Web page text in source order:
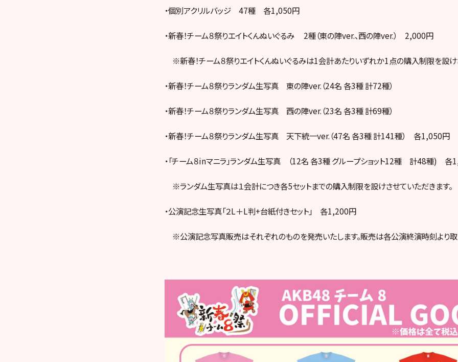
・個別アクリルバッジ 47種 各1,050円
・新春！チーム８祭りエイトくんぬいぐるみ 2種（東の陣ver.、西の陣ver.） 2,000円
※新春！チーム８祭りエイトくんぬいぐるみは1会計あたりいずれか1点の購入制限を設
・新春！チーム８祭りランダム生写真 東の陣ver.（24名 各3種 計72種）
・新春！チーム８祭りランダム生写真 西の陣ver.（23名 各3種 計69種）
・新春！チーム８祭りランダム生写真 天下統一ver.（47名 各3種 計141種） 各1,050円
・「チーム８inマニラ」ランダム生写真 （12名 各3種 グループショット12種 計48種) 各
※ランダム生写真は１会計につき各5セットまでの購入制限を設けさせていただきます。
・公演記念生写真「２L＋L判+台紙付きセット」 各1,200円
※公演記念写真販売はそれぞれのものを発売いたします。販売は各公演終演時刻より